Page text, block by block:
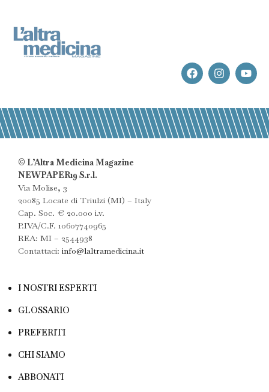
© L’Altra Medicina Magazine
NEWPAPER19 S.r.l.
Via Molise, 3
20085 Locate di Triulzi (MI) – Italy
Cap. Soc. € 20.000 i.v.
P.IVA/C.F. 10607740965
REA: MI – 2544938
Contattaci: info@laltramedicina.it
I NOSTRI ESPERTI
GLOSSARIO
PREFERITI
CHI SIAMO
ABBONATI